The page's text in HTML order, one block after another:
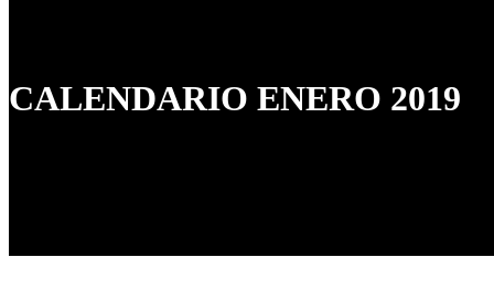
CALENDARIO ENERO 2019